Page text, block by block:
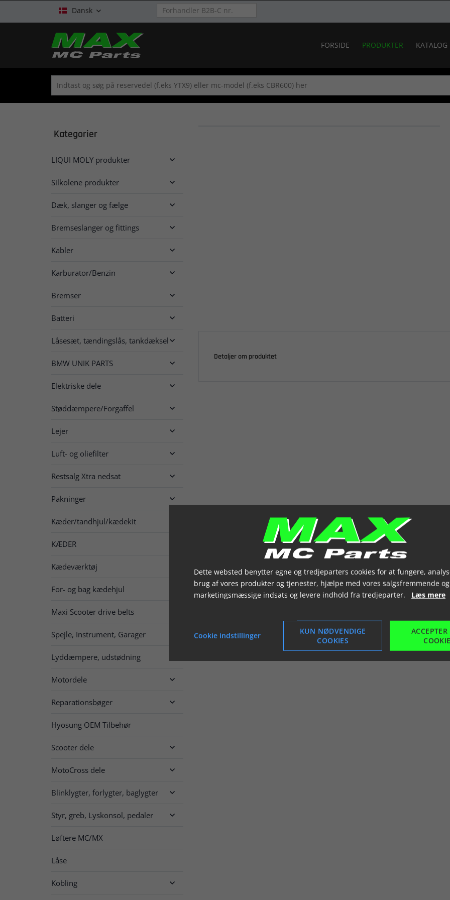
Dansk 
FORSIDE PRODUKTER KATALOG
Kategorier
LIQUI MOLY produkter 
Silkolene produkter 
Dæk, slanger og fælge 
Bremseslanger og fittings 
Kabler 
Karburator/Benzin 
Bremser 
Batteri 
Låsesæt, tændingslås, tankdæksel
BMW UNIK PARTS 
Elektriske dele 
Støddæmpere/Forgaffel 
Lejer 
Luft- og oliefilter 
Restsalg Xtra nedsat 
Pakninger 
Kæder/tandhjul/kædekit
KÆDER
Kædeværktøj
For- og bag kædehjul
Maxi Scooter drive belts
Spejle, Instrument, Garager
Lyddæmpere, udstødning
Motordele 
Reparationsbøger 
Hyosung OEM Tilbehør
Scooter dele 
MotoCross dele 
Blinklygter, forlygter, baglygter 
Styr, greb, Lyskonsol, pedaler 
Løftere MC/MX
Låse
Kobling 
Detaljer om produktet
Dette websted benytter egne og tredjeparters cookies for at fungere,
brug af vores produkter og tjenester, hjælpe med vores salgsfremmende og
marketingsmæssige indsats og levere indhold fra tredjeparter. Læs mere
Cookie indstillinger
KUN NØDVENDIGE
COOKIES